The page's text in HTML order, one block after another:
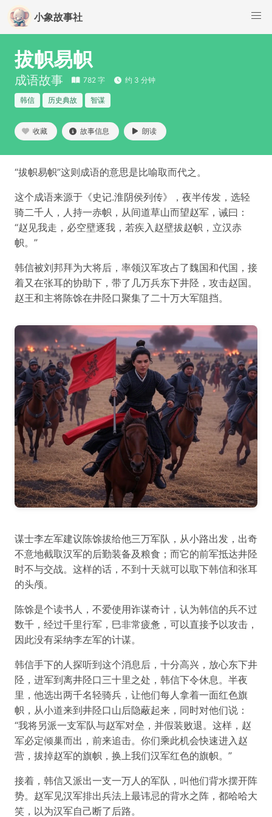
小象故事社
拔帜易帜
成语故事 782 字 约 3 分钟
韩信 历史典故 智谋
收藏 故事信息 朗读
“拔帜易帜”这则成语的意思是比喻取而代之。
这个成语来源于《史记.淮阴侯列传》，夜半传发，选轻
骑二千人，人持一赤帜，从间道草山而望赵军，诫曰：
“赵见我走，必空壁逐我，若疾入赵壁拔赵帜，立汉赤
帜。”
韩信被刘邦拜为大将后，率领汉军攻占了魏国和代国，接
着又在张耳的协助下，带了几万兵东下井陉，攻击赵国。
赵王和主将陈馀在井陉口聚集了二十万大军阻挡。
谋士李左军建议陈馀拔给他三万军队，从小路出发，出奇
不意地截取汉军的后勤装备及粮食；而它的前军抵达井陉
时不与交战。这样的话，不到十天就可以取下韩信和张耳
的头颅。
陈馀是个读书人，不爱使用诈谋奇计，认为韩信的兵不过
数千，经过千里行军，巳非常疲惫，可以直接予以攻击，
因此没有采纳李左军的计谋。
韩信手下的人探听到这个消息后，十分高兴，放心东下井
陉，进军到离井陉口三十里之处，韩信下令休息。半夜
里，他选出两千名轻骑兵，让他们每人拿着一面红色旗
帜，从小道来到井陉口山后隐蔽起来，同时对他们说：
“我将另派一支军队与赵军对垒，并假装败退。这样，赵
军必定倾巢而出，前来追击。你们乘此机会快速进入赵
营，拔掉赵军的旗帜，换上我们汉军红色的旗帜。”
接着，韩信又派出一支一万人的军队，叫他们背水摆开阵
势。赵军见汉军排出兵法上最讳忌的背水之阵，都哈哈大
笑，以为汉军自己断了后路。